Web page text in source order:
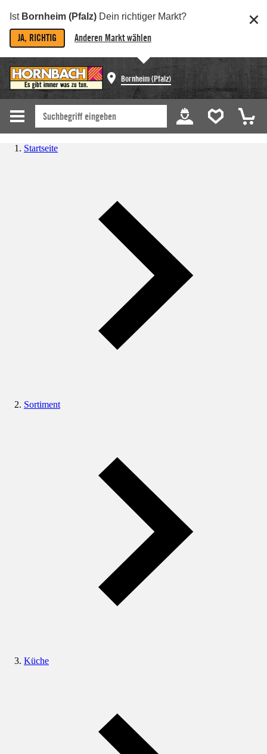
Ist Bornheim (Pfalz) Dein richtiger Markt?
JA, RICHTIG Anderen Markt wählen
Bornheim (Pfalz)
Startseite
Sortiment
Küche